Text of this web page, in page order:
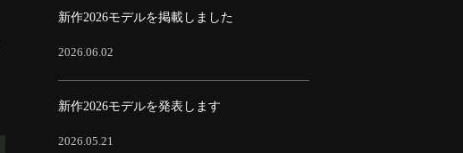
新作2026モデルを掲載しました
2026.06.02
新作2026モデルを発表します
2026.05.21